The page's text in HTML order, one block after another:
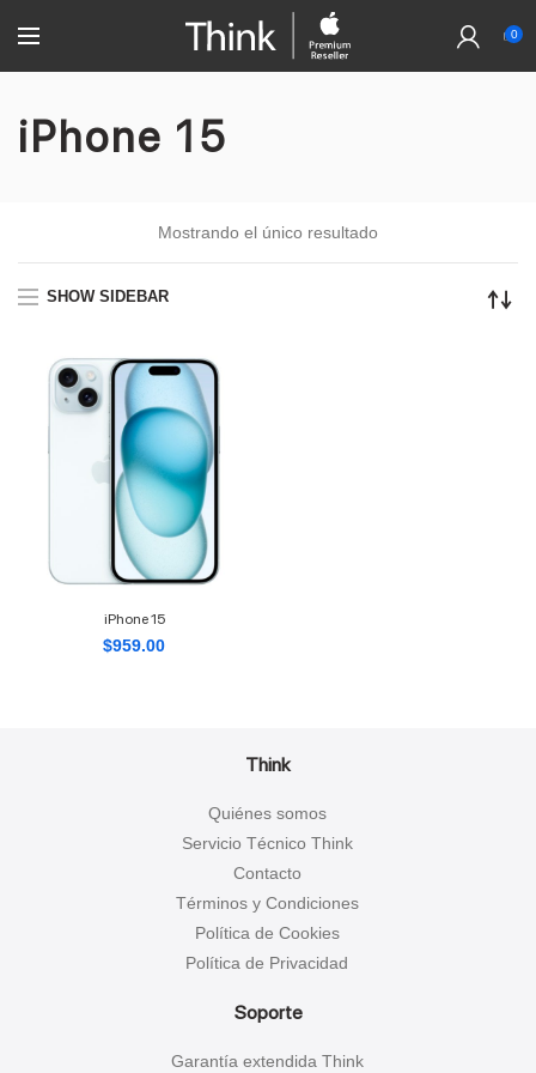
0
iPhone 15
Mostrando el único resultado
SHOW SIDEBAR
iPhone 15
$959.00
Think
Quiénes somos
Servicio Técnico Think
Contacto
Términos y Condiciones
Política de Cookies
Política de Privacidad
Soporte
Garantía extendida Think